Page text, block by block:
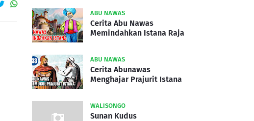
ABU NAWAS
Cerita Abu Nawas
Memindahkan Istana Raja
ABU NAWAS
Cerita Abunawas
Menghajar Prajurit Istana
WALISONGO
Sunan Kudus